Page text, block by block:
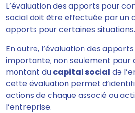
L’évaluation des apports pour
social doit être effectuée par un
apports pour certaines situations.
En outre, l’évaluation des
importante, non seulement pour
montant du capital social de
cette évaluation permet
actions de chaque associé ou
l’entreprise.